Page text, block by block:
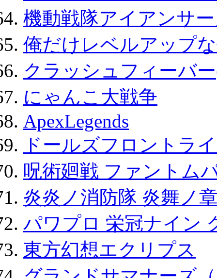
機動戦隊アイアンサ
俺だけレベルアップ
クラッシュフィーバ
にゃんこ大戦争
ApexLegends
ドールズフロントラ
呪術廻戦 ファントム
炎炎ノ消防隊 炎舞ノ
パワプロ 栄冠ナイン
東方幻想エクリプス